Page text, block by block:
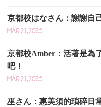
京都校はなさん：謝謝自
MAR.21,2025
京都校Amber：活著是為
吧！
MAR.21,2025
巫さん：惠美須的瑣碎日